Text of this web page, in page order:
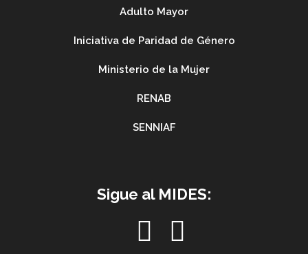
Adulto Mayor
Iniciativa de Paridad de Género
Ministerio de la Mujer
RENAB
SENNIAF
Sigue al MIDES: